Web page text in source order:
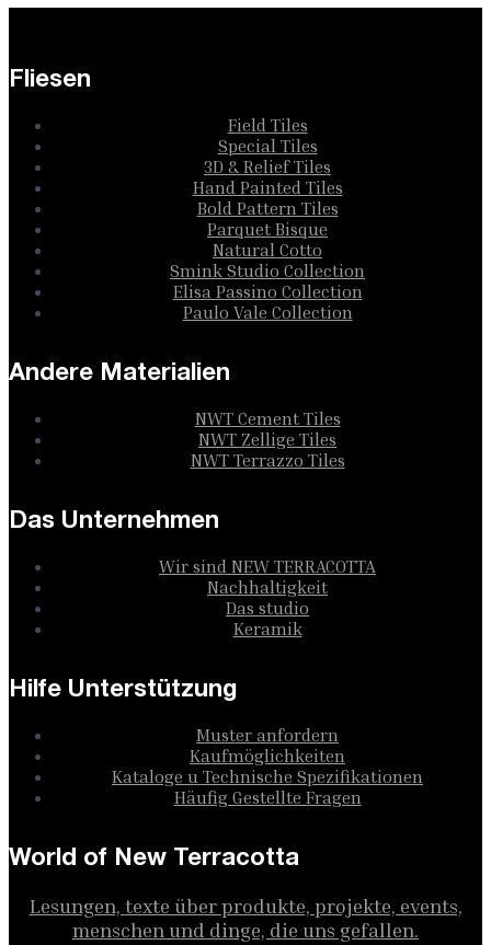
Fliesen
Field Tiles
Special Tiles
3D & Relief Tiles
Hand Painted Tiles
Bold Pattern Tiles
Parquet Bisque
Natural Cotto
Smink Studio Collection
Elisa Passino Collection
Paulo Vale Collection
Andere Materialien
NWT Cement Tiles
NWT Zellige Tiles
NWT Terrazzo Tiles
Das Unternehmen
Wir sind NEW TERRACOTTA
Nachhaltigkeit
Das studio
Keramik
Hilfe Unterstützung
Muster anfordern
Kaufmöglichkeiten
Kataloge u Technische Spezifikationen
Häufig Gestellte Fragen
World of New Terracotta
Lesungen, texte über produkte, projekte, events,
menschen und dinge, die uns gefallen.